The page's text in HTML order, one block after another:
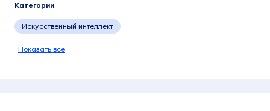
Категории
Искусственный интеллект
Показать все